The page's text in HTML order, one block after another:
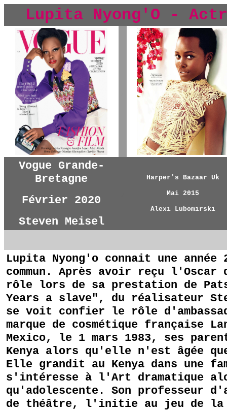
Lupita Nyong'O -
Vogue Grande-
Bretagne
Février 2020
Steven Meisel
Harper's Bazaar Uk
Mai 2015
Alexi Lubomirski
Lupita Nyong'o connait une année
commun. Après avoir reçu l'Oscar
rôle lors de sa prestation de
Years a slave", du réalisateur
se voit confier le rôle
marque de cosmétique française
Mexico, le 1 mars 1983, ses
Kenya alors qu'elle n'est âgée
Elle grandit au Kenya dans une
s'intéresse à l'Art dramatique
qu'adolescente. Son professeur
de théâtre, l'initie au jeu de la